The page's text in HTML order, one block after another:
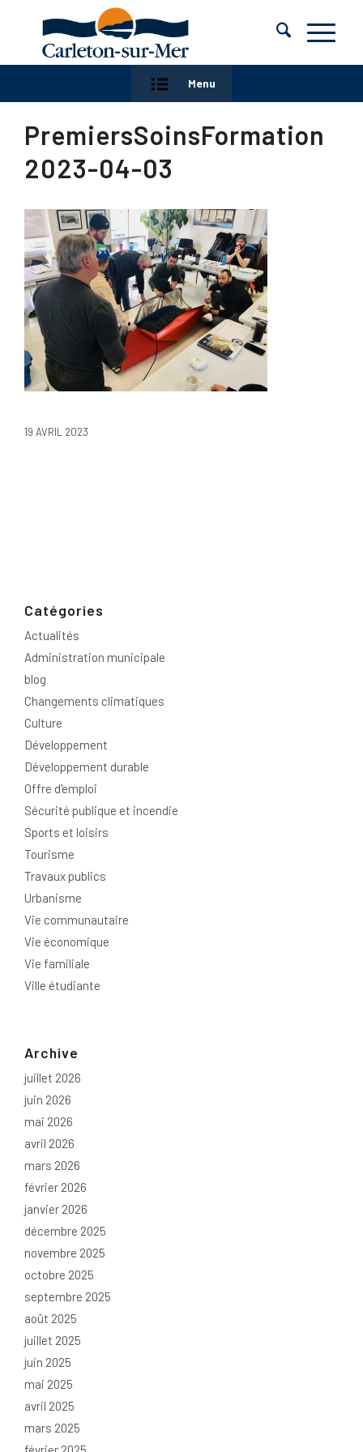
Menu
PremiersSoinsFormation
2023-04-03
19 AVRIL 2023
Catégories
Actualités
Administration municipale
blog
Changements climatiques
Culture
Développement
Développement durable
Offre d'emploi
Sécurité publique et incendie
Sports et loisirs
Tourisme
Travaux publics
Urbanisme
Vie communautaire
Vie économique
Vie familiale
Ville étudiante
Archive
juillet 2026
juin 2026
mai 2026
avril 2026
mars 2026
février 2026
janvier 2026
décembre 2025
novembre 2025
octobre 2025
septembre 2025
août 2025
juillet 2025
juin 2025
mai 2025
avril 2025
mars 2025